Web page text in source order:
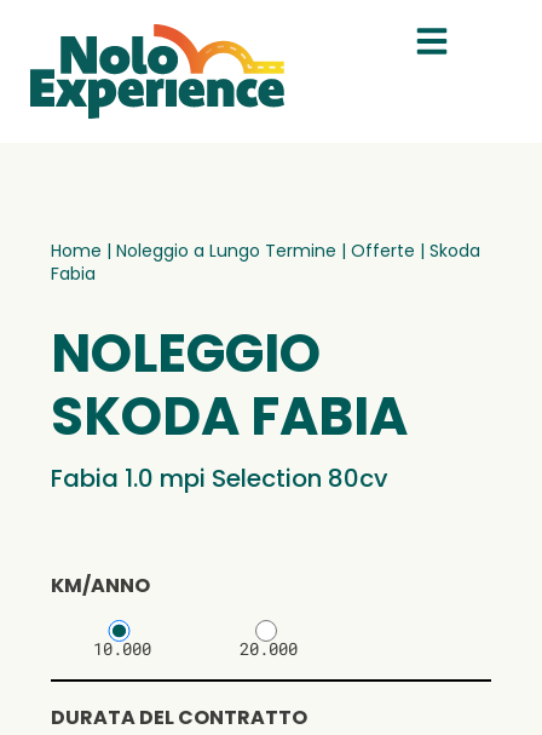
Home | Noleggio a Lungo Termine | Offerte | Skoda
Fabia
NOLEGGIO
SKODA FABIA
Fabia 1.0 mpi Selection 80cv
KM/ANNO
10.000 20.000
DURATA DEL CONTRATTO